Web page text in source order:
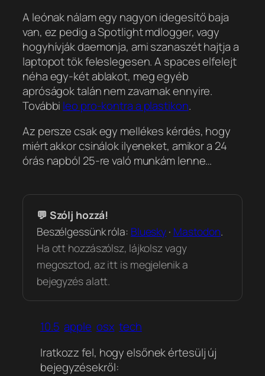
A leónak nálam egy nagyon idegesítő baja
van, ez pedig a Spotlight mdlogger, vagy
hogyhívják daemonja, ami szanaszét hajtja a
laptopot tök feleslegesen. A spaces elfelejt
néha egy-két ablakot, meg egyéb
apróságok talán nem zavarnak ennyire.
További leo pro-kontra a plastikon.
Az persze csak egy mellékes kérdés, hogy
miért akkor csinálok ilyeneket, amikor a 24
órás napból 25-re való munkám lenne…
💬 Szólj hozzá!
Beszélgessünk róla: Bluesky · Mastodon.
Ha ott hozzászólsz, lájkolsz vagy
megosztod, az itt is megjelenik a
bejegyzés alatt.
10.5 apple osx tech
Iratkozz fel, hogy elsőnek értesülj új
bejegyzésekről: